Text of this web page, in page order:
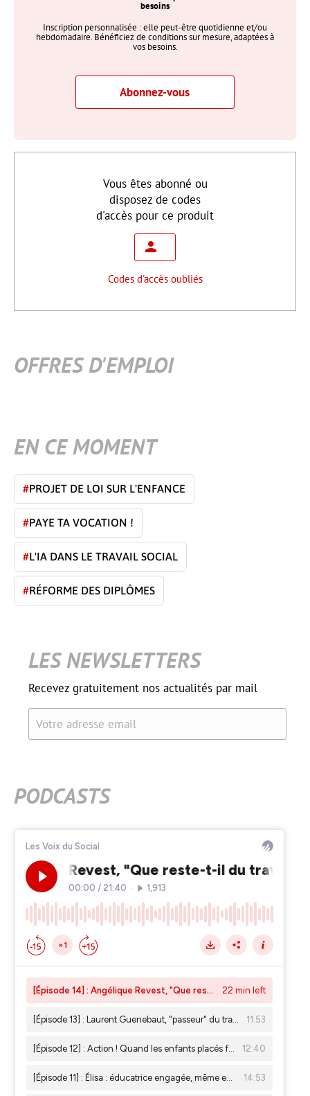
besoins
Inscription personnalisée : elle peut-être quotidienne et/ou
hebdomadaire. Bénéficiez de conditions sur mesure, adaptées à
vos besoins.
Abonnez-vous
Vous êtes abonné ou
disposez de codes
d'accès pour ce produit
Codes d'accès oubliés
OFFRES D'EMPLOI
EN CE MOMENT
#PROJET DE LOI SUR L'ENFANCE
#PAYE TA VOCATION !
#L'IA DANS LE TRAVAIL SOCIAL
#RÉFORME DES DIPLÔMES
LES NEWSLETTERS
Recevez gratuitement nos actualités par mail
Votre adresse email
PODCASTS